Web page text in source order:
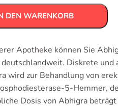
DEN WARENKORB
Apotheke können Sie
deutschlandweit. Diskrete und
wird zur Behandlung von
5-Hemmer,
Dosis von Abhigra